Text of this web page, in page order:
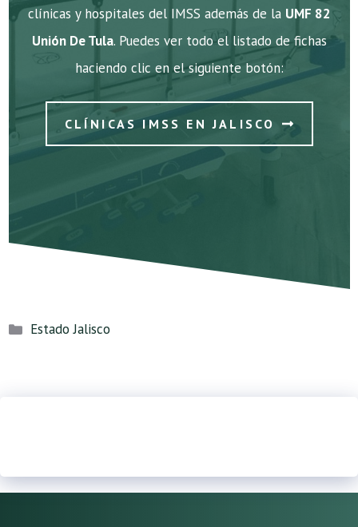
clínicas y hospitales del IMSS además de la UMF 82
Unión De Tula. Puedes ver todo el listado de fichas
haciendo clic en el siguiente botón:
CLÍNICAS IMSS EN JALISCO
Categorías
Estado Jalisco